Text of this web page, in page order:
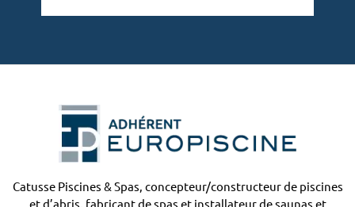
Catusse Piscines & Spas, concepteur/constructeur de piscines
et d’abris, fabricant de spas et installateur de saunas et